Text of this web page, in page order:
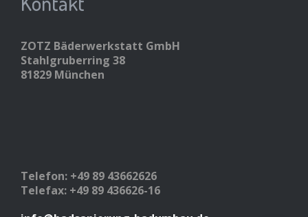
ZOTZ Bäderwerkstatt GmbH
Stahlgruberring 38
81829 München
Telefon: +49 89 43662626
Telefax: +49 89 436626-16